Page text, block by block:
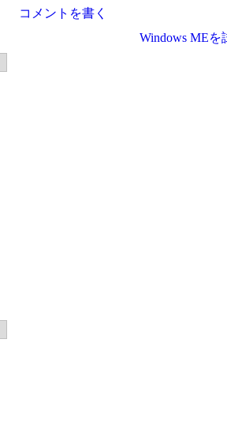
コメントを書く
Windows MEを